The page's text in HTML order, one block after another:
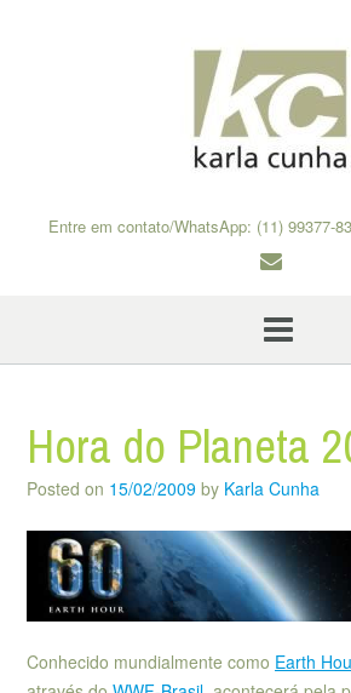
Entre em contato/WhatsApp: (11) 99377-
Hora do Planeta
Posted on 15/02/2009 by Karla Cunha
Conhecido mundialmente como Earth